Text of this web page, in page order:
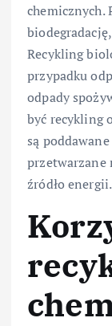
chemicznych.
Recykling
przypadku
odpady
być recykling
są
przetwarzane
źródło energii.